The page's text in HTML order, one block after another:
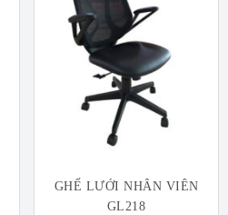
GHẾ LƯỚI NHÂN VIÊN
GL218